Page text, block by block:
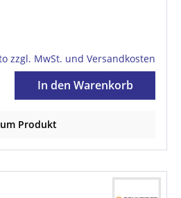
zzgl. MwSt. und Versandkosten
In den Warenkorb
Produkt